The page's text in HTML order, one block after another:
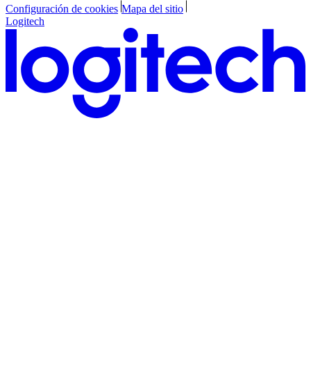
Configuración de cookies Mapa del sitio
Logitech